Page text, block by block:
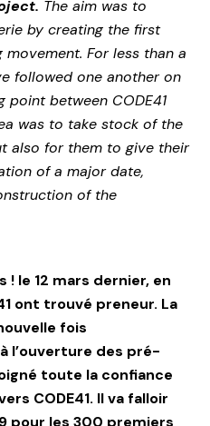
The aim was to
by creating the first
For less than a
followed one another on
point between CODE41
was to take stock of the
also for them to give their
of a major date,
of the
le 12 mars dernier, en
ont trouvé preneur. La
fois
l’ouverture des pré-
toute la confiance
CODE41. Il va falloir
pour les 300 premiers